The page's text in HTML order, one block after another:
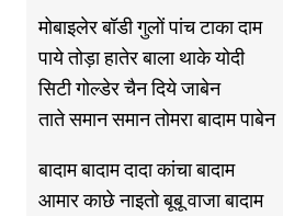
मोबाइलेर बॉडी गुलों पांच टाका दाम
पाये तोड़ा हातेर बाला थाके योदी
सिटी गोल्डेर चैन दिये जाबेन
ताते समान समान तोमरा बादाम पाबेन
बादाम बादाम दादा कांचा बादाम
आमार काछे नाइतो बूबू वाजा बादाम